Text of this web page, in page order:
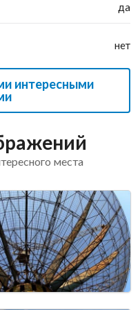
да
нет
интересными
места